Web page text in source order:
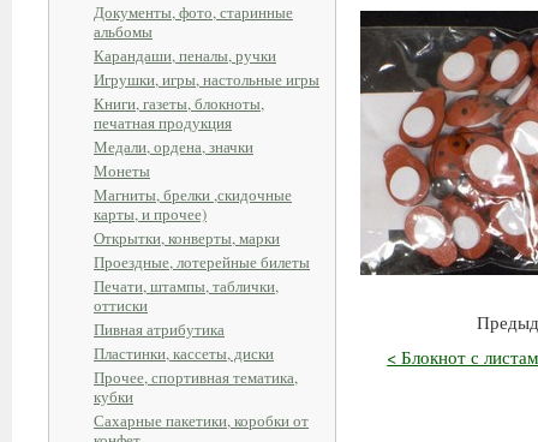
Документы, фото, старинные
альбомы
Карандаши, пеналы, ручки
Игрушки, игры, настольные игры
Книги, газеты, блокноты,
печатная продукция
Медали, ордена, значки
Монеты
Магниты, брелки ,скидочные
карты, и прочее)
Открытки, конверты, марки
Проездные, лотерейные билеты
Печати, штампы, таблички,
оттиски
Пивная атрибутика
Пластинки, кассеты, диски
Прочее, спортивная тематика,
кубки
Сахарные пакетики, коробки от
< Блокнот с